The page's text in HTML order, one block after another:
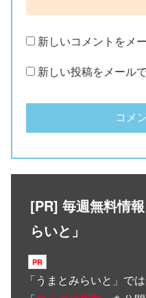
新しいコメントをメ
新しい投稿をメール
[PR] 毎週無料情
らいと」
「うまとみらいと 」で